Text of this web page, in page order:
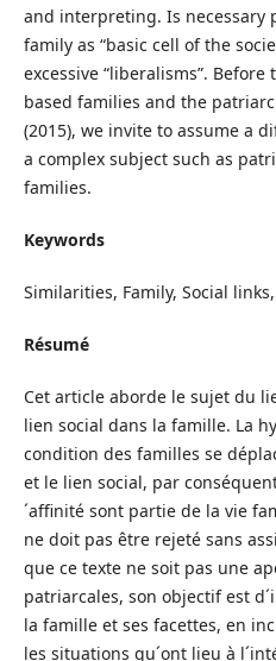
and interpreting. Is necessary
family as “basic cell of the
excessive “liberalisms”.
based families and the
(2015), we invite to assume a
a complex subject such as
families.
Keywords
Similarities, Family, Social
Résumé
Cet article aborde le sujet du
lien social dans la famille. La
condition des familles se
et le lien social, par
´affinité sont partie de la vie
ne doit pas être rejeté sans
que ce texte ne soit pas une
patriarcales, son objectif est
la famille et ses facettes, en
les situations qu´ont lieu à